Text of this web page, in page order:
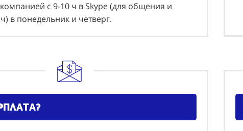
с 9-10 ч в Skype (для общения и
в понедельник и четверг.